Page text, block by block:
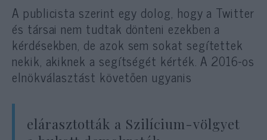
A publicista szerint egy dolog, hogy a Twitter
és társai nem tudtak dönteni ezekben a
kérdésekben, de azok sem sokat segítettek
nekik, akiknek a segítségét kérték. A 2016-os
elnökválasztást követően ugyanis
elárasztották a Szilícium-völgyet